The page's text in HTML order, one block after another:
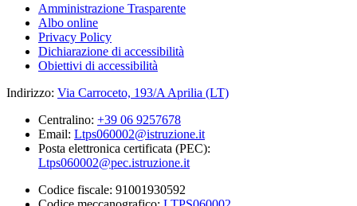
Amministrazione Trasparente
Albo online
Privacy Policy
Dichiarazione di accessibilità
Obiettivi di accessibilità
Indirizzo: Via Carroceto, 193/A Aprilia (LT)
Centralino: +39 06 9257678
Email: Ltps060002@istruzione.it
Posta elettronica certificata (PEC):
Ltps060002@pec.istruzione.it
Codice fiscale: 91001930592